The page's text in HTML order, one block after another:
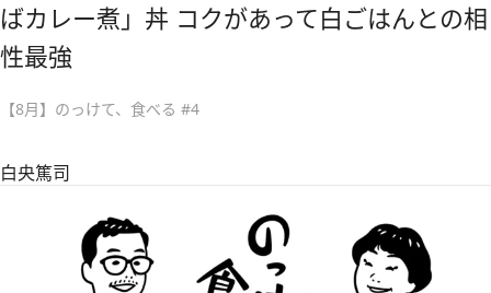
ばカレー煮」丼 コクがあって白ごはんとの相
性最強
【8月】のっけて、食べる #4
白央篤司